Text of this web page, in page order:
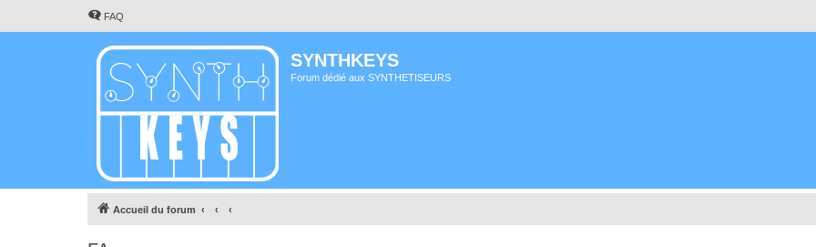
FAQ
SYNTHKEYS
Forum dédié aux SYNTHETISEURS
Accueil du forum